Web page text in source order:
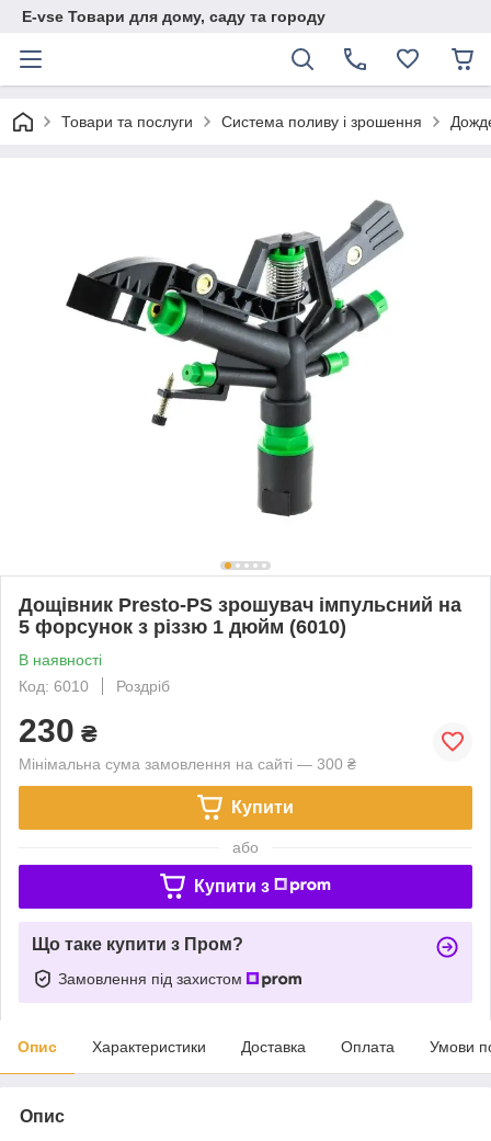
E-vse Товари для дому, саду та городу
Товари та послуги Система поливу і зрошення
Дощівник Presto-PS зрошувач імпульсний на
5 форсунок з різзю 1 дюйм (6010)
В наявності
Код: 6010
Роздріб
230 ₴
Мінімальна сума замовлення на сайті — 300 ₴
Купити
або
Купити з
Що таке купити з Пром?
Замовлення під захистом
Опис Характеристики Доставка Оплата Умови
Опис